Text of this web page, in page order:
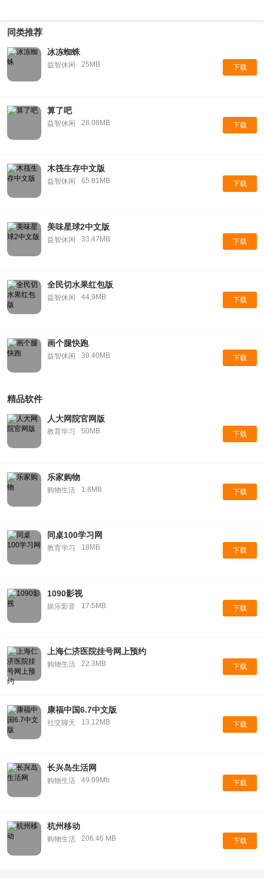
同类推荐
冰冻蜘蛛
益智休闲 25MB 下载
算了吧
益智休闲 28.08MB 下载
木筏生存中文版
益智休闲 65.81MB 下载
美味星球2中文版
益智休闲 33.47MB 下载
全民切水果红包版
益智休闲 44.9MB 下载
画个腿快跑
益智休闲 39.40MB 下载
精品软件
人大网院官网版
教育学习 50MB 下载
乐家购物
购物生活 1.8MB 下载
同桌100学习网
教育学习 18MB 下载
1090影视
娱乐影音 17.5MB 下载
上海仁济医院挂号网上预约
购物生活 22.3MB 下载
康福中国6.7中文版
社交聊天 13.12MB 下载
长兴岛生活网
购物生活 49.09Mb 下载
杭州移动
购物生活 206.46 MB 下载